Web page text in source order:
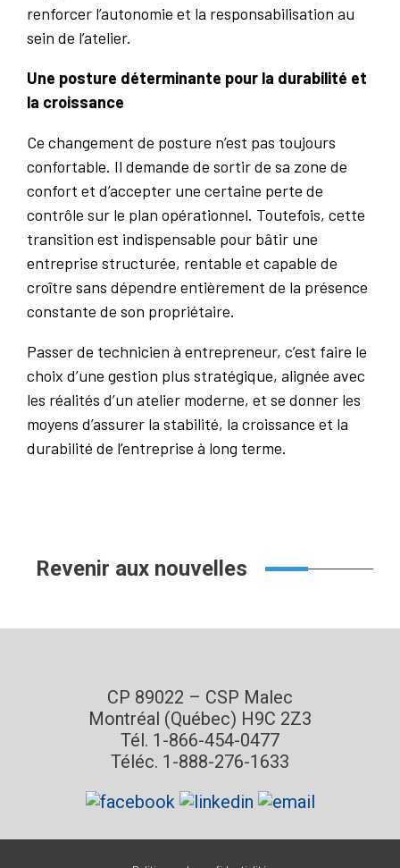
renforcer l’autonomie et la responsabilisation au
sein de l’atelier.
Une posture déterminante pour la durabilité et
la croissance
Ce changement de posture n’est pas toujours
confortable. Il demande de sortir de sa zone de
confort et d’accepter une certaine perte de
contrôle sur le plan opérationnel. Toutefois, cette
transition est indispensable pour bâtir une
entreprise structurée, rentable et capable de
croître sans dépendre entièrement de la présence
constante de son propriétaire.
Passer de technicien à entrepreneur, c’est faire le
choix d’une gestion plus stratégique, alignée avec
les réalités d’un atelier moderne, et se donner les
moyens d’assurer la stabilité, la croissance et la
durabilité de l’entreprise à long terme.
Revenir aux nouvelles
CP 89022 – CSP Malec
Montréal (Québec) H9C 2Z3
Tél. 1-866-454-0477
Téléc. 1-888-276-1633